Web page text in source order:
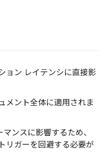
ョン レイテンシに直接影
メント全体に適用されま
ンスに影響するため、
リガーを回避する必要が